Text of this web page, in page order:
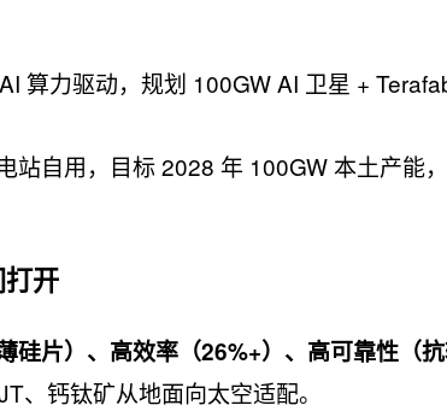
算力驱动，规划 100GW AI 卫星 +
站自用，目标 2028 年 100GW 本土产能
开
硅片）、高效率（26%+）、高可靠性（
、钙钛矿从地面向太空适配。